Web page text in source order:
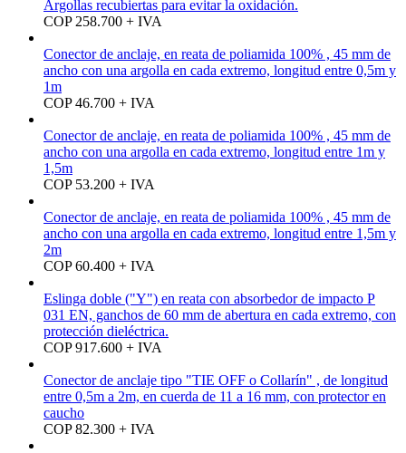
Argollas recubiertas para evitar la oxidación.
COP 258.700 + IVA
Conector de anclaje, en reata de poliamida 100% , 45 mm de
ancho con una argolla en cada extremo, longitud entre 0,5m y
1m
COP 46.700 + IVA
Conector de anclaje, en reata de poliamida 100% , 45 mm de
ancho con una argolla en cada extremo, longitud entre 1m y
1,5m
COP 53.200 + IVA
Conector de anclaje, en reata de poliamida 100% , 45 mm de
ancho con una argolla en cada extremo, longitud entre 1,5m y
2m
COP 60.400 + IVA
Eslinga doble ("Y") en reata con absorbedor de impacto P
031 EN, ganchos de 60 mm de abertura en cada extremo, con
protección dieléctrica.
COP 917.600 + IVA
Conector de anclaje tipo "TIE OFF o Collarín" , de longitud
entre 0,5m a 2m, en cuerda de 11 a 16 mm, con protector en
caucho
COP 82.300 + IVA